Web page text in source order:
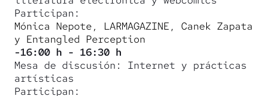
Participan:
Mónica Nepote, LARMAGAZINE, Canek Zapata
y Entangled Perception
-16:00 h - 16:30 h
Mesa de discusión: Internet y prácticas
artísticas
Participan: